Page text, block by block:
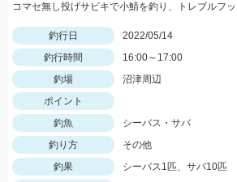
釣行日
2022/05/14
釣行時間
16:00～17:00
釣場
沼津周辺
ポイント
釣魚
シーバス・サバ
釣り方
その他
釣果
シーバス1匹、サバ10匹